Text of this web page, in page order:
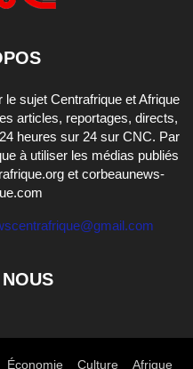
sujet Centrafrique et Afrique
articles, reportages, directs,
heures sur 24 sur CNC. Par
à utiliser les médias publiés
et corbeaunews-
Économie Culture Afrique